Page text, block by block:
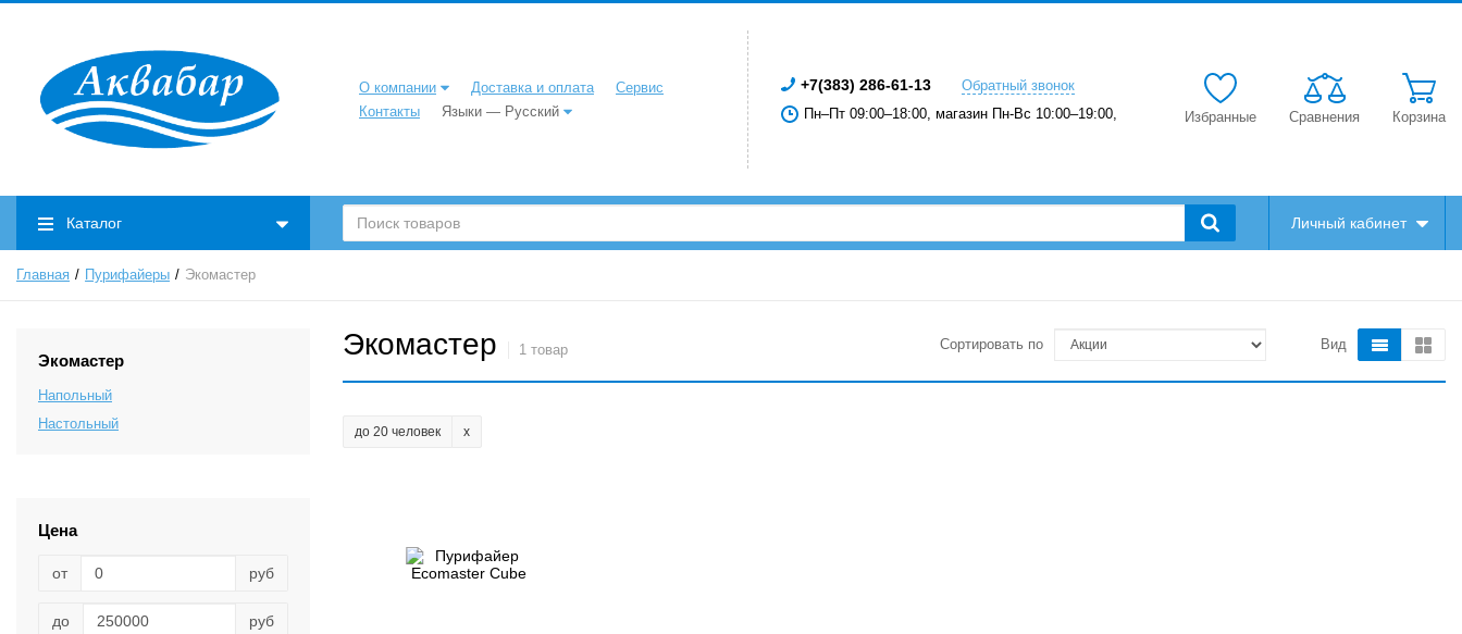
О компании Доставка и оплата
Сервис
Контакты
Языки — Русский
+7(383) 286-61-13
Обратный звонок
Пн–Пт 09:00–18:00, магазин Пн-Вс 10:00–19:00,
Избранные Сравнения Корзина
Каталог Личный кабинет
Главная Пурифайеры Экомастер
Экомастер
Напольный
Настольный
Цена
от руб
до руб
Экомастер 1 товар Сортировать по Вид
до 20 человек